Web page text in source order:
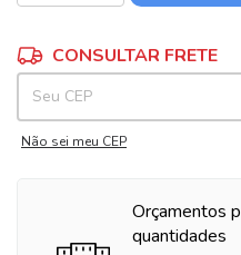
Entregas para o CEP:
CONSULTAR FRETE
Não sei meu CEP
Orçamentos
quantidades